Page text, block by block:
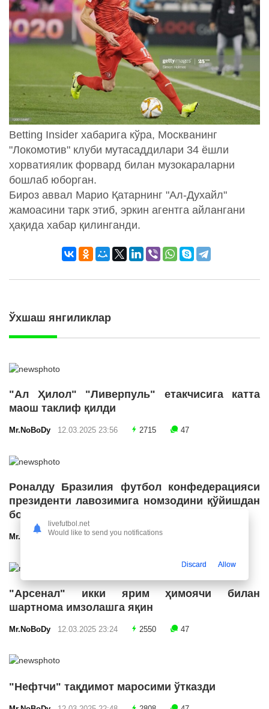
Betting Insider хабарига кўра, Москванинг
"Локомотив" клуби мутасаддилари 34 ёшли
хорватиялик форвард билан музокараларни
бошлаб юборган.
Бироз аввал Марио Қатарнинг "Ал-Духайл"
жамоасини тарк этиб, эркин агентга айлангани
ҳақида хабар қилинганди.
Ўхшаш янгиликлар
"Ал Ҳилол" "Ливерпуль" етакчисига катта
маош таклиф қилди
Mr.NoBoDy 12.03.2025 23:56 2715 47
Роналду Бразилия футбол конфедерацияси
президенти лавозимига номзодини қўйишдан
бош тортди
Mr.NoBoDy12.03.2025 23:55 2670
"Арсенал" икки ярим ҳимоячи билан
шартнома имзолашга яқин
Mr.NoBoDy 12.03.2025 23:24 2550 47
"Нефтчи" тақдимот маросими ўтказди
livefutbol.net
Would like to send you notifications
Discard Allow